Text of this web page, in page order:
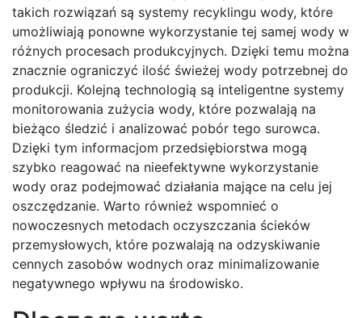
takich rozwiązań są systemy recyklingu wody, które
umożliwiają ponowne wykorzystanie tej samej wody w
różnych procesach produkcyjnych. Dzięki temu można
znacznie ograniczyć ilość świeżej wody potrzebnej do
produkcji. Kolejną technologią są inteligentne systemy
monitorowania zużycia wody, które pozwalają na
bieżąco śledzić i analizować pobór tego surowca.
Dzięki tym informacjom przedsiębiorstwa mogą
szybko reagować na nieefektywne wykorzystanie
wody oraz podejmować działania mające na celu jej
oszczędzanie. Warto również wspomnieć o
nowoczesnych metodach oczyszczania ścieków
przemysłowych, które pozwalają na odzyskiwanie
cennych zasobów wodnych oraz minimalizowanie
negatywnego wpływu na środowisko.